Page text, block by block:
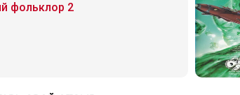
фольклор 2